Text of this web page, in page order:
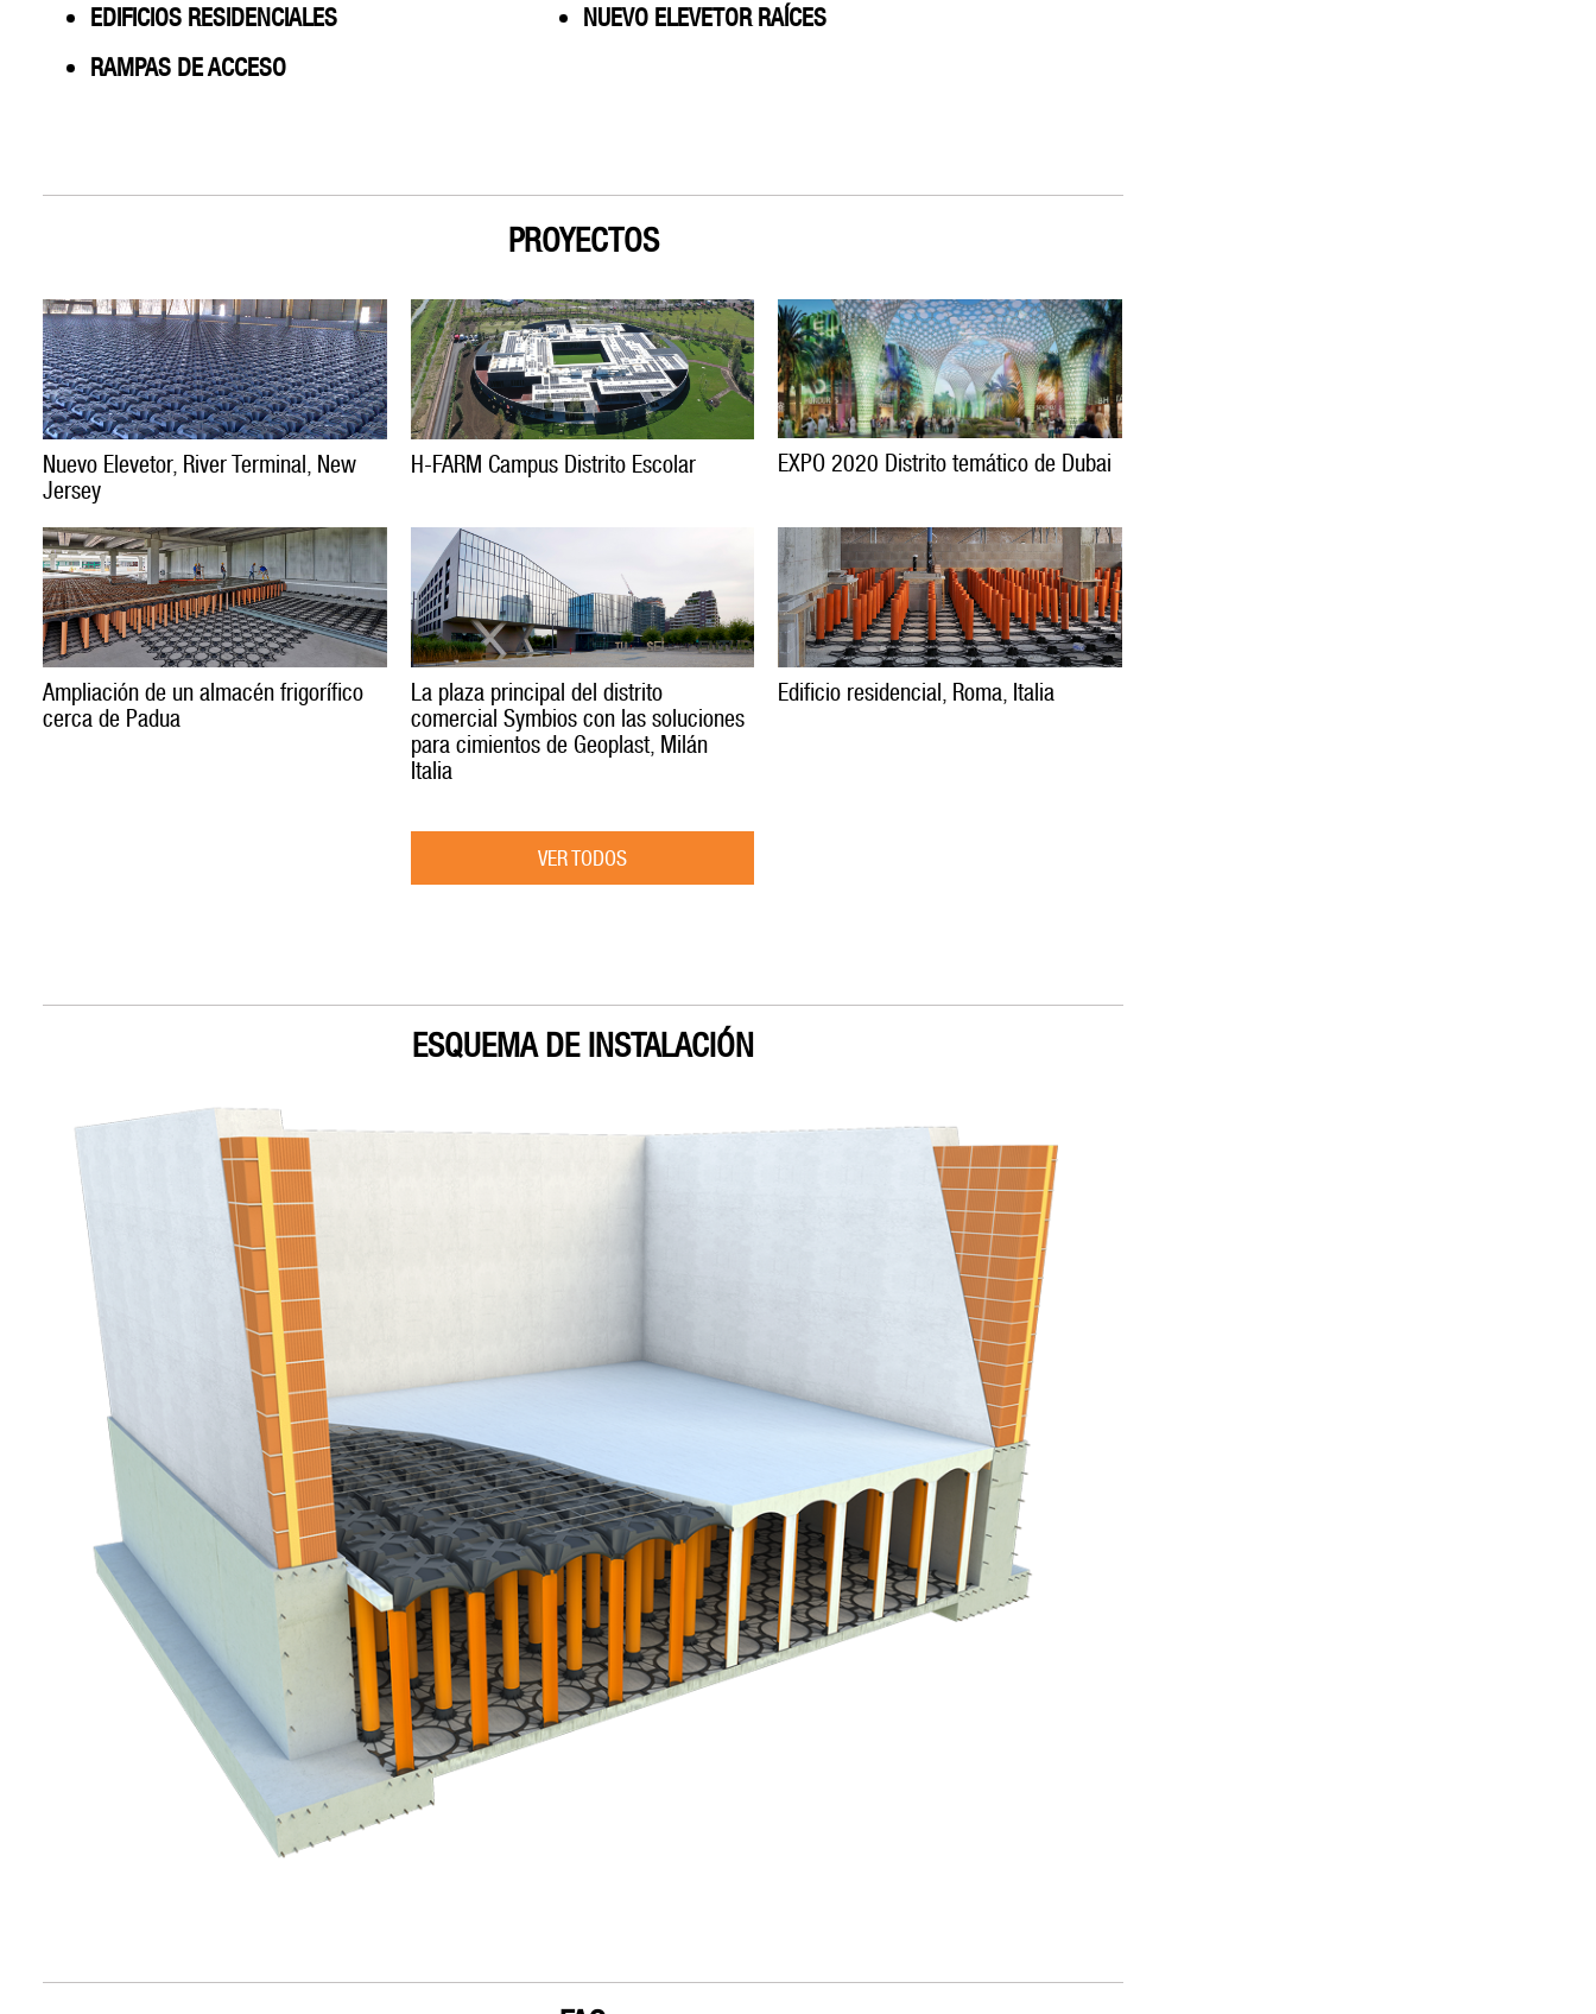
EDIFICIOS RESIDENCIALES
NUEVO ELEVETOR RAÍCES
RAMPAS DE ACCESO
PROYECTOS
Nuevo Elevetor, River Terminal, New
Jersey
H-FARM Campus Distrito Escolar EXPO 2020 Distrito temático de Dubai
Ampliación de un almacén frigorífico
cerca de Padua
La plaza principal del distrito
comercial Symbios con las soluciones
para cimientos de Geoplast, Milán
Italia
Edificio residencial, Roma, Italia
VER TODOS
ESQUEMA DE INSTALACIÓN